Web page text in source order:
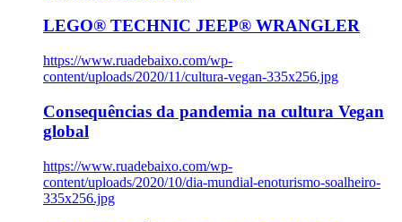
LEGO® TECHNIC JEEP® WRANGLER
https://www.ruadebaixo.com/wp-
content/uploads/2020/11/cultura-vegan-335x256.jpg
Consequências da pandemia na cultura Vegan
global
https://www.ruadebaixo.com/wp-
content/uploads/2020/10/dia-mundial-enoturismo-soalheiro-
335x256.jpg